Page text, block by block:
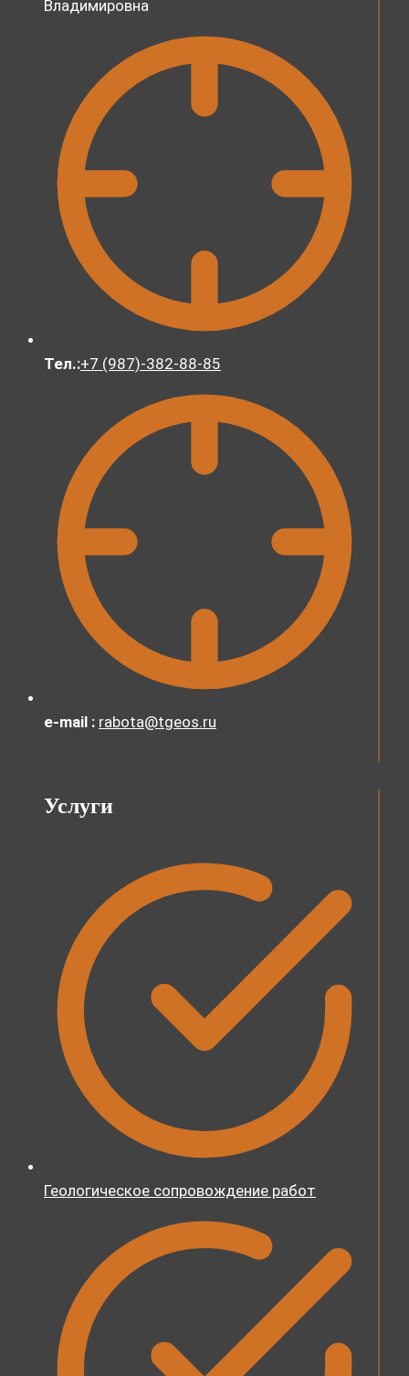
Владимировна
Тел.:+7 (987)-382-88-85
e-mail : rabota@tgeos.ru
Услуги
Геологическое сопровождение работ